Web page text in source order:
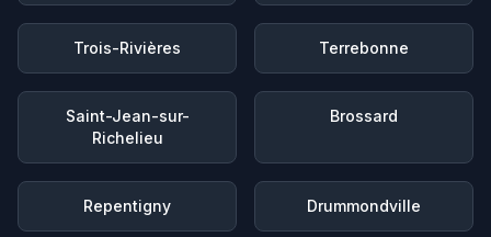
Trois-Rivières Terrebonne
Saint-Jean-sur-
Richelieu
Brossard
Repentigny Drummondville